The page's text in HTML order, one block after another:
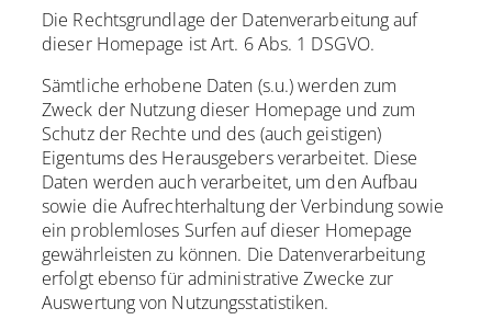
Die Rechtsgrundlage der Datenverarbeitung auf
dieser Homepage ist Art. 6 Abs. 1 DSGVO.
Sämtliche erhobene Daten (s.u.) werden zum
Zweck der Nutzung dieser Homepage und zum
Schutz der Rechte und des (auch geistigen)
Eigentums des Herausgebers verarbeitet. Diese
Daten werden auch verarbeitet, um den Aufbau
sowie die Aufrechterhaltung der Verbindung sowie
ein problemloses Surfen auf dieser Homepage
gewährleisten zu können. Die Datenverarbeitung
erfolgt ebenso für administrative Zwecke zur
Auswertung von Nutzungsstatistiken.